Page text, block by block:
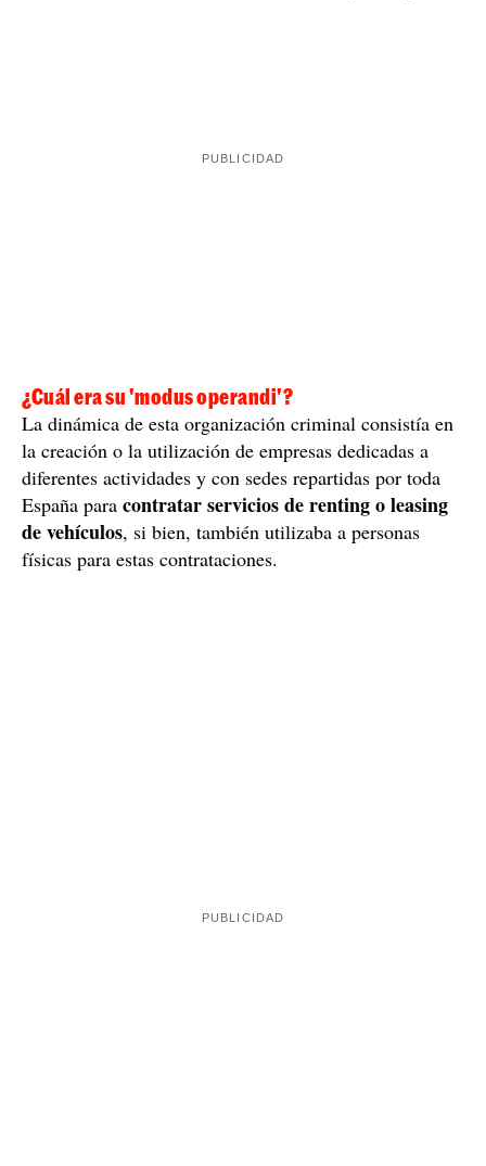
¿Cuál era su 'modus operandi'?
La dinámica de esta organización criminal consistía en
la creación o la utilización de empresas dedicadas a
diferentes actividades y con sedes repartidas por toda
España para contratar servicios de renting o leasing
de vehículos, si bien, también utilizaba a personas
físicas para estas contrataciones.